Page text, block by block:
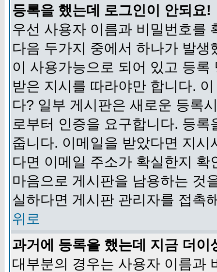
등록을 했는데 로그인이 안되요!
우선 사용자 이름과 비밀번호를
다음 두가지 중에서 하나가 발
이 사용가능으로 되어 있고 등
받은 지시를 따라야만 합니다.
다? 일부 게시판은 새로운 등록
로부터 인증을 요구합니다. 등
줍니다. 이메일을 받았다면 지
다면 이메일 주소가 확실한지
마음으로 게시판을 남용하는 것
실하다면 게시판 관리자를 접촉
위로
과거에 등록을 했는데 지금 더
대부분의 경우는 사용자 이름과